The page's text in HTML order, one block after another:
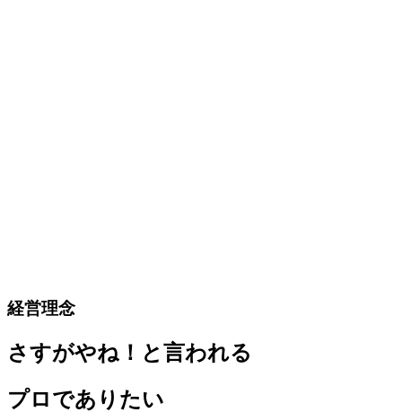
経営理念
さすがやね！と言われる
プロでありたい